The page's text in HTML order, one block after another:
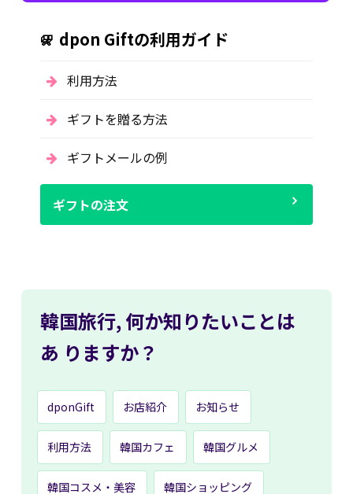
dpon Giftの利用ガイド
利用方法
ギフトを贈る方法
ギフトメールの例
ギフトの注文
韓国旅行, 何か知りたいことは
あ りますか？
dponGift お店紹介 お知らせ
利用方法 韓国カフェ 韓国グルメ
韓国コスメ・美容 韓国ショッピング